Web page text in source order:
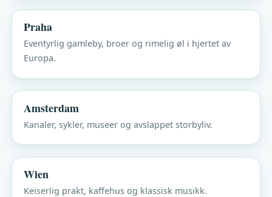
Praha
Eventyrlig gamleby, broer og rimelig øl i hjertet av
Europa.
Amsterdam
Kanaler, sykler, museer og avslappet storbyliv.
Wien
Keiserlig prakt, kaffehus og klassisk musikk.